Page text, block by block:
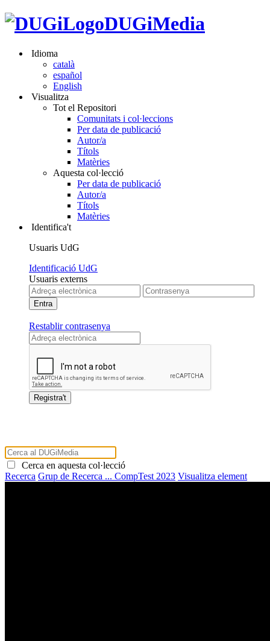
DUGiMedia
Idioma
català
español
English
Visualitza
Tot el Repositori
Comunitats i col·leccions
Per data de publicació
Autor/a
Títols
Matèries
Aquesta col·lecció
Per data de publicació
Autor/a
Títols
Matèries
Identifica't
Usuaris UdG
Identificació UdG
Usuaris externs
Restablir contrasenya
Cerca en aquesta col·lecció
Recerca Grup de Recerca ... CompTest 2023 Visualitza element